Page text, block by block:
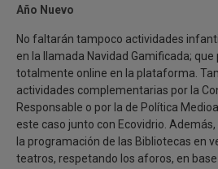
Año Nuevo
No faltarán tampoco actividades
en la llamada Navidad Gamificada; que
totalmente online en la plataforma.
actividades complementarias por la
Responsable o por la de Política
este caso junto con Ecovidrio.
la programación de las Bibliotecas en
teatros, respetando los aforos, en